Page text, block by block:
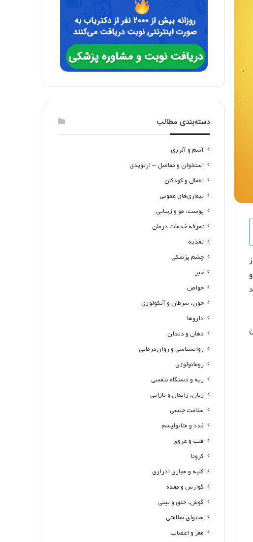
دسته‌بندی مطالب
آسم و آلرژی
استخوان و مفاصل – ارتوپدی
اطفال و کودکان
بیماری‌های عفونی
پوست، مو و زیبایی
تعرفه خدمات درمان
تغذیه
چشم پزشکی
خبر
خواص
خون، سرطان و آنکولوژی
داروها
دهان و دندان
روانشناسی و روان‌درمانی
روماتولوژی
ریه و دستگاه تنفسی
زنان، زایمان و نازایی
سلامت جنسی
غدد و متابولیسم
قلب و عروق
کرونا
کلیه و مجاری ادراری
گوارش و معده
گوش، حلق و بینی
محتوای سلامتی
مغز و اعصاب